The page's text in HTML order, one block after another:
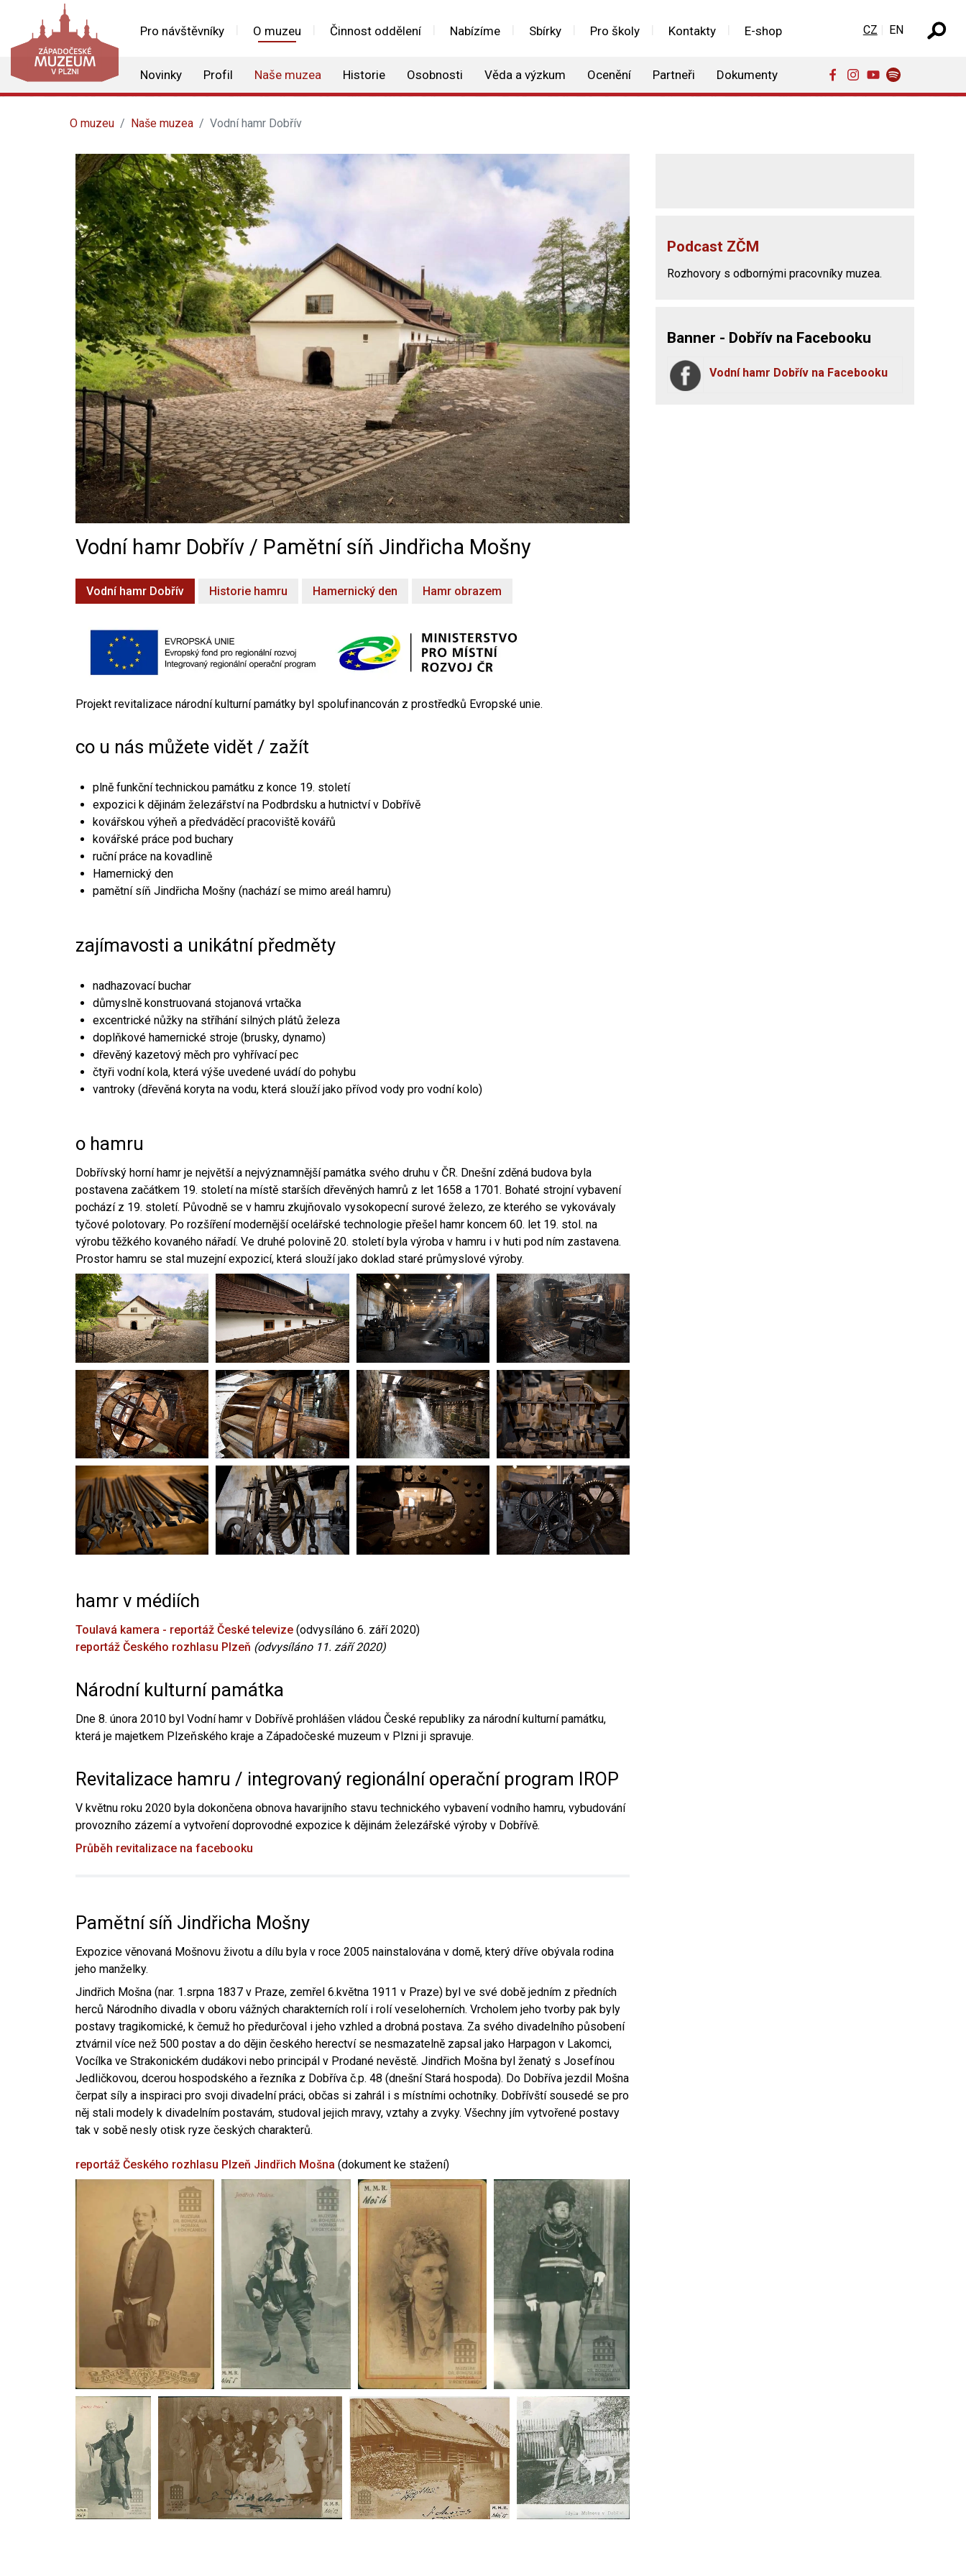
Pro návštěvníky O muzeu Činnost oddělení Nabízíme Sbírky Pro školy Kontakty E-shop
Novinky Profil Naše muzea Historie Osobnosti Věda a výzkum Ocenění Partneři Dokumenty
Zvolte jazyk
CZ EN
O muzeu Naše muzea Vodní hamr Dobřív
Vodní hamr Dobřív / Pamětní síň Jindřicha Mošny
Vodní hamr Dobřív Historie hamru Hamernický den Hamr obrazem
Projekt revitalizace národní kulturní památky byl spolufinancován z prostředků Evropské unie.
co u nás můžete vidět / zažít
plně funkční technickou památku z konce 19. století
expozici k dějinám železářství na Podbrdsku a hutnictví v Dobřívě
kovářskou výheň a předváděcí pracoviště kovářů
kovářské práce pod buchary
ruční práce na kovadlině
Hamernický den
pamětní síň Jindřicha Mošny (nachází se mimo areál hamru)
zajímavosti a unikátní předměty
nadhazovací buchar
důmyslně konstruovaná stojanová vrtačka
excentrické nůžky na stříhání silných plátů železa
doplňkové hamernické stroje (brusky, dynamo)
dřevěný kazetový měch pro vyhřívací pec
čtyři vodní kola, která výše uvedené uvádí do pohybu
vantroky (dřevěná koryta na vodu, která slouží jako přívod vody pro vodní kolo)
o hamru
Dobřívský horní hamr je největší a nejvýznamnější památka svého druhu v ČR. Dnešní zděná budova byla
postavena začátkem 19. století na místě starších dřevěných hamrů z let 1658 a 1701. Bohaté strojní vybavení
pochází z 19. století. Původně se v hamru zkujňovalo vysokopecní surové železo, ze kterého se vykovávaly
tyčové polotovary. Po rozšíření modernější ocelářské technologie přešel hamr koncem 60. let 19. stol. na
výrobu těžkého kovaného nářadí. Ve druhé polovině 20. století byla výroba v hamru i v huti pod ním zastavena.
Prostor hamru se stal muzejní expozicí, která slouží jako doklad staré průmyslové výroby.
hamr v médiích
Toulavá kamera - reportáž České televize (odvysíláno 6. září 2020)
reportáž Českého rozhlasu Plzeň (odvysíláno 11. září 2020)
Národní kulturní památka
Dne 8. února 2010 byl Vodní hamr v Dobřívě prohlášen vládou České republiky za národní kulturní památku,
která je majetkem Plzeňského kraje a Západočeské muzeum v Plzni ji spravuje.
Revitalizace hamru / integrovaný regionální operační program IROP
V květnu roku 2020 byla dokončena obnova havarijního stavu technického vybavení vodního hamru, vybudování
provozního zázemí a vytvoření doprovodné expozice k dějinám železářské výroby v Dobřívě.
Průběh revitalizace na facebooku
Pamětní síň Jindřicha Mošny
Expozice věnovaná Mošnovu životu a dílu byla v roce 2005 nainstalována v domě, který dříve obývala rodina
jeho manželky.
Jindřich Mošna (nar. 1.srpna 1837 v Praze, zemřel 6.května 1911 v Praze) byl ve své době jedním z předních
herců Národního divadla v oboru vážných charakterních rolí i rolí veseloherních. Vrcholem jeho tvorby pak byly
postavy tragikomické, k čemuž ho předurčoval i jeho vzhled a drobná postava. Za svého divadelního působení
ztvárnil více než 500 postav a do dějin českého herectví se nesmazatelně zapsal jako Harpagon v Lakomci,
Vocílka ve Strakonickém dudákovi nebo principál v Prodané nevěstě. Jindřich Mošna byl ženatý s Josefínou
Jedličkovou, dcerou hospodského a řezníka z Dobříva č.p. 48 (dnešní Stará hospoda). Do Dobříva jezdil Mošna
čerpat síly a inspiraci pro svoji divadelní práci, občas si zahrál i s místními ochotníky. Dobřívští sousedé se pro
něj stali modely k divadelním postavám, studoval jejich mravy, vztahy a zvyky. Všechny jím vytvořené postavy
tak v sobě nesly otisk ryze českých charakterů.
reportáž Českého rozhlasu Plzeň Jindřich Mošna (dokument ke stažení)
Podcast ZČM
Rozhovory s odbornými pracovníky muzea.
Banner - Dobřív na Facebooku
Vodní hamr Dobřív na Facebooku